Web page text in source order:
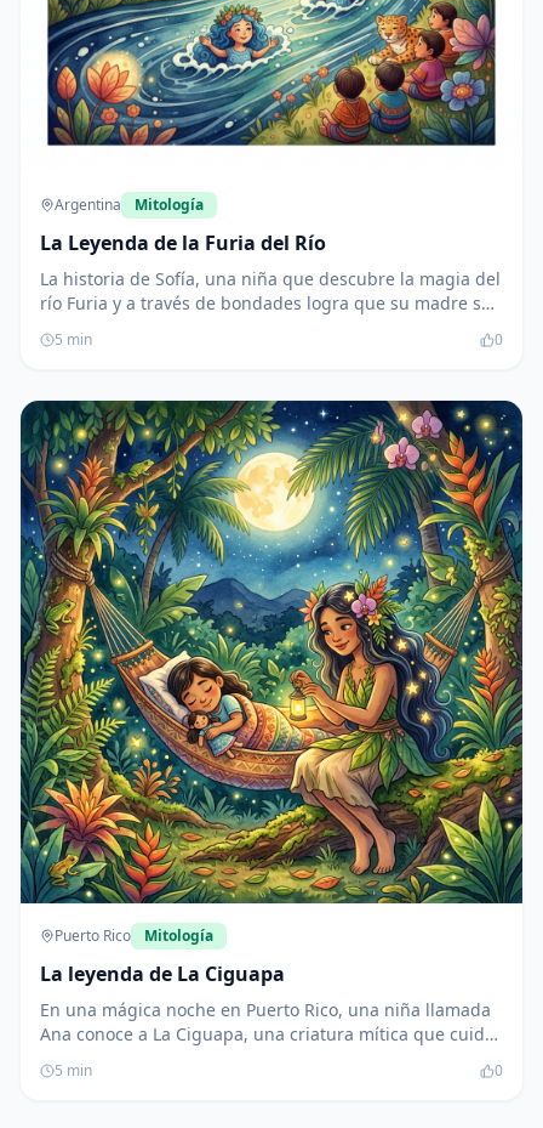
Argentina Mitología
La Leyenda de la Furia del Río
La historia de Sofía, una niña que descubre la magia del
río Furia y a través de bondades logra que su madre se
recupere. A partir de su experiencia, enseña a su
comunidad a cuidar de la naturaleza y celebrar la
5 min 0
Puerto Rico Mitología
La leyenda de La Ciguapa
En una mágica noche en Puerto Rico, una niña llamada
Ana conoce a La Ciguapa, una criatura mítica que cuida
la naturaleza. Juntas, aprenden sobre el valor de cuidar
el medio ambiente y la cultura de las festividades
5 min 0